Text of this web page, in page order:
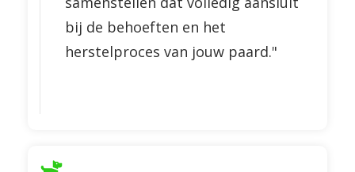
bij de behoeften en het
herstelproces van jouw paard."